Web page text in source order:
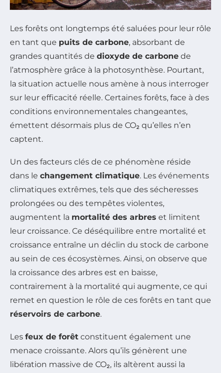
Les forêts ont longtemps été saluées pour leur rôle
en tant que puits de carbone, absorbant de
grandes quantités de dioxyde de carbone de
l’atmosphère grâce à la photosynthèse. Pourtant,
la situation actuelle nous amène à nous interroger
sur leur efficacité réelle. Certaines forêts, face à des
conditions environnementales changeantes,
émettent désormais plus de CO₂ qu’elles n’en
captent.
Un des facteurs clés de ce phénomène réside
dans le changement climatique. Les événements
climatiques extrêmes, tels que des sécheresses
prolongées ou des tempêtes violentes,
augmentent la mortalité des arbres et limitent
leur croissance. Ce déséquilibre entre mortalité et
croissance entraîne un déclin du stock de carbone
au sein de ces écosystèmes. Ainsi, on observe que
la croissance des arbres est en baisse,
contrairement à la mortalité qui augmente, ce qui
remet en question le rôle de ces forêts en tant que
réservoirs de carbone.
Les feux de forêt constituent également une
menace croissante. Alors qu’ils génèrent une
libération massive de CO₂, ils altèrent aussi la